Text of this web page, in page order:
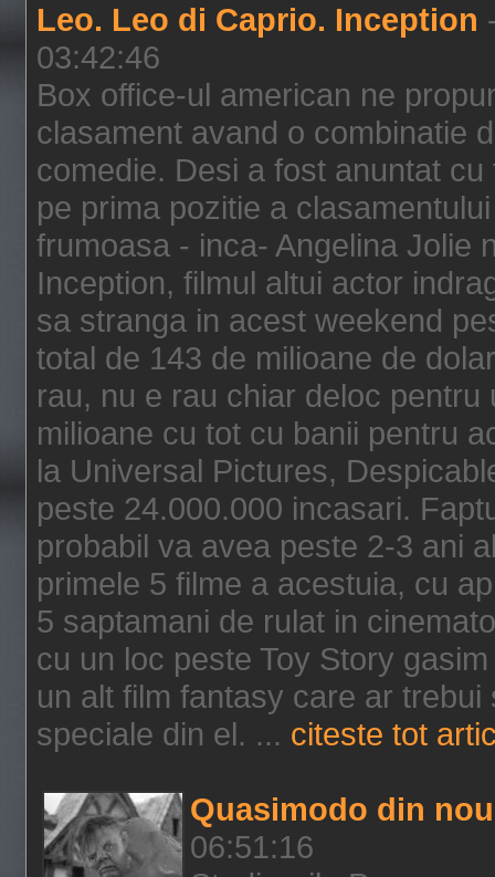
Leo. Leo di Caprio. Inception
03:42:46
Box office-ul american ne
clasament avand o combinatie
comedie. Desi a fost anuntat
pe prima pozitie a
frumoasa - inca- Angelina Jolie
Inception, filmul altui actor
sa stranga in acest weekend
total de 143 de milioane de
rau, nu e rau chiar deloc
milioane cu tot cu banii pentru
la Universal Pictures,
peste 24.000.000 incasari.
probabil va avea peste 2-3 ani
primele 5 filme a acestuia, cu
5 saptamani de rulat in
cu un loc peste Toy Story
un alt film fantasy care ar
speciale din el. ... citeste tot
Quasimodo din
06:51:16